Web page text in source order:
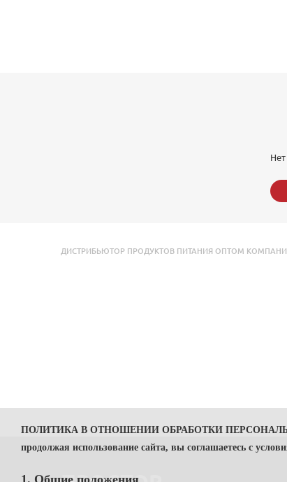
ДИСТРИБЬЮТОР ПРОДУКТОВ ПИТАНИЯ ОПТОМ
ПОЛИТИКА В ОТНОШЕНИИ ОБРАБОТКИ
продолжая использование сайта, вы соглашаетесь с
1. Общие положения